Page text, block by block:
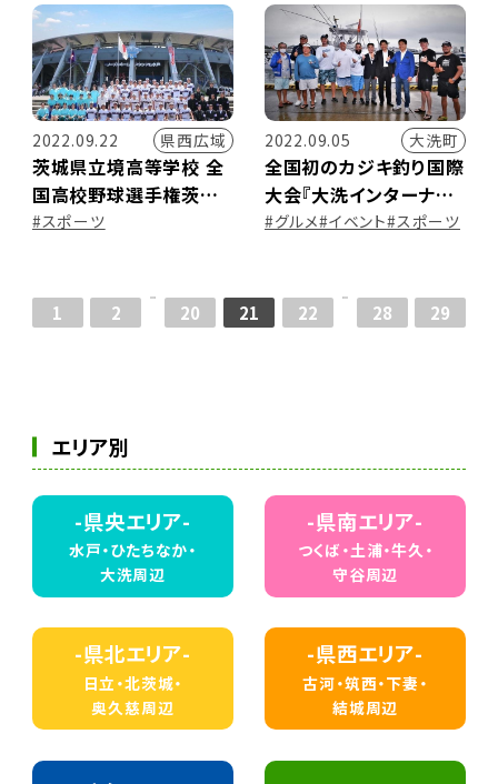
2022.09.22 県西広域
茨城県立境高等学校 全
国高校野球選手権茨城
大会ベスト4までの軌跡
#スポーツ
2022.09.05 大洗町
全国初のカジキ釣り国際
大会『大洗インターナシ
ョナル ビルフィッシュ ト
#グルメ#イベント#スポーツ
1 2 20 21 22 28 29
エリア別
-県央エリア-
水戸・ひたちなか・
大洗周辺
-県南エリア-
つくば・土浦・牛久・
守谷周辺
-県北エリア-
日立・北茨城・
奥久慈周辺
-県西エリア-
古河・筑西・下妻・
結城周辺